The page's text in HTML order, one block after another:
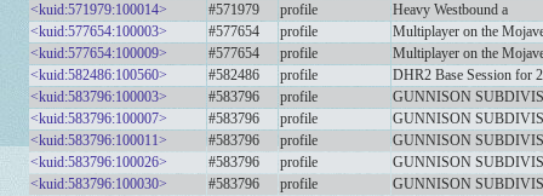
<kuid:571979:100014>
#571979 profile
Heavy Westbound a
<kuid:577654:100003>
#577654 profile
Multiplayer on the
<kuid:577654:100009>
#577654 profile
Multiplayer on the
<kuid:582486:100560>
#582486 profile
DHR2 Base Session for
<kuid:583796:100003>
#583796 profile
GUNNISON
<kuid:583796:100007>
#583796 profile
GUNNISON
<kuid:583796:100011>
#583796 profile
GUNNISON
<kuid:583796:100026>
#583796 profile
GUNNISON
<kuid:583796:100030>
#583796 profile
GUNNISON